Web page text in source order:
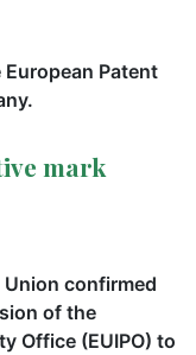
Patent
mark
confirmed
of the
Office (EUIPO) to